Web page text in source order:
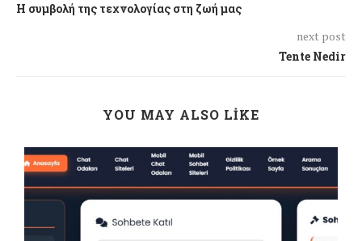
Η συμβολή της τεχνολογίας στη ζωή μας
next post
Tente Nedir
YOU MAY ALSO LIKE